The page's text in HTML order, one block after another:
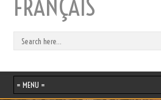
FRANÇAIS